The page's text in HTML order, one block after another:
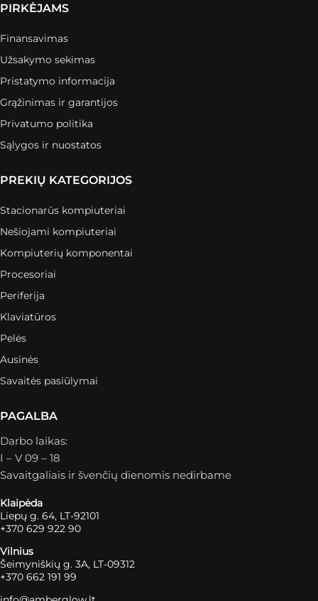
PIRKĖJAMS
Finansavimas
Užsakymo sekimas
Pristatymo informacija
Grąžinimas ir garantijos
Privatumo politika
Sąlygos ir nuostatos
PREKIŲ KATEGORIJOS
Stacionarūs kompiuteriai
Nešiojami kompiuteriai
Kompiuterių komponentai
Procesoriai
Periferija
Klaviatūros
Pelės
Ausinės
Savaitės pasiūlymai
PAGALBA
Darbo laikas:
I – V 09 – 18
Savaitgaliais ir švenčių dienomis nedirbame
Klaipėda
Liepų g. 64, LT-92101
+370 629 922 90
Vilnius
Šeimyniškių g. 3A, LT-09312
+370 662 191 99